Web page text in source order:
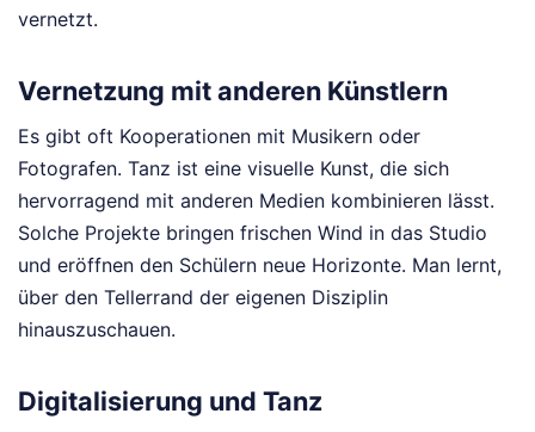
vernetzt.
Vernetzung mit anderen Künstlern
Es gibt oft Kooperationen mit Musikern oder
Fotografen. Tanz ist eine visuelle Kunst, die sich
hervorragend mit anderen Medien kombinieren lässt.
Solche Projekte bringen frischen Wind in das Studio
und eröffnen den Schülern neue Horizonte. Man lernt,
über den Tellerrand der eigenen Disziplin
hinauszuschauen.
Digitalisierung und Tanz